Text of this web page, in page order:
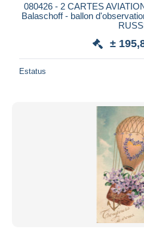
080426 - 2 CARTES
Balaschoff - ballon
±
Estatus